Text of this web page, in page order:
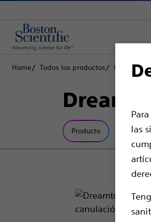
las
Home Todos los productos
Producto